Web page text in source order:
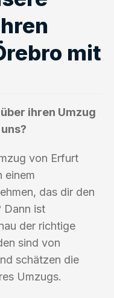
mit
ihren Umzug
von Erfurt
einem
das dir den
Dann ist
der richtige
sind von
schätzen die
Umzugs.